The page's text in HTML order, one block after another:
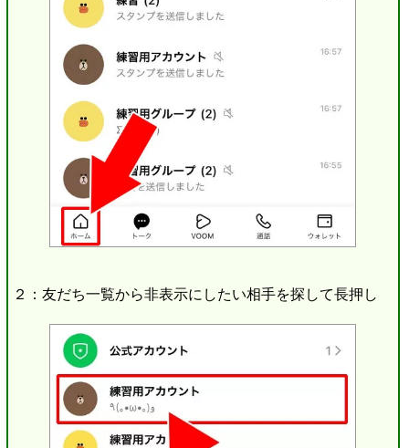
２：友だち一覧から非表示にしたい相手を探して長押し